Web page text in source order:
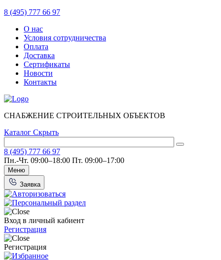
8 (495) 777 66 97
О нас
Условия сотрудничества
Оплата
Доставка
Сертификаты
Новости
Контакты
СНАБЖЕНИЕ СТРОИТЕЛЬНЫХ ОБЪЕКТОВ
Каталог Скрыть
8 (495) 777 66 97
Пн.-Чт. 09:00–18:00 Пт. 09:00–17:00
Меню
Заявка
Вход в личный кабиент
Регистрация
Регистрация